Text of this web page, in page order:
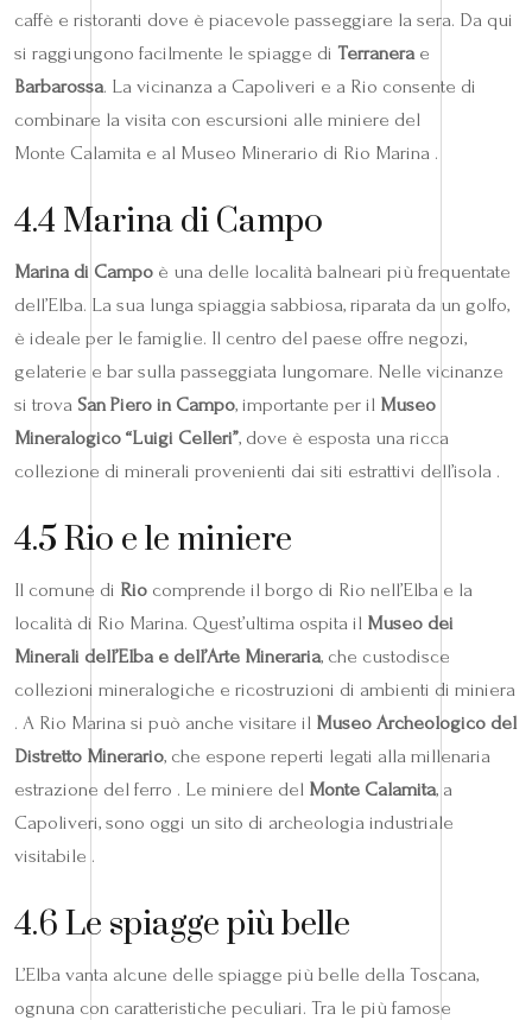
caffè e ristoranti dove è piacevole passeggiare la sera. Da qui
si raggiungono facilmente le spiagge di Terranerae
Barbarossa. La vicinanza a Capoliveri e a Rio consente di
combinare la visita con escursioni alle miniere del
Monte Calamita e al Museo Minerario di Rio Marina .
4.4 Marina di Campo
Marina di Campo è una delle località balneari più frequentate
dell’Elba. La sua lunga spiaggia sabbiosa, riparata da un golfo,
è ideale per le famiglie. Il centro del paese offre negozi,
gelaterie e bar sulla passeggiata lungomare. Nelle vicinanze
si trova San Piero in Campo, importante per il Museo
Mineralogico “Luigi Celleri”, dove è esposta una ricca
collezione di minerali provenienti dai siti estrattivi dell’isola .
4.5 Rio e le miniere
Il comune di Rio comprende il borgo di Rio nell’Elba e la
località di Rio Marina. Quest’ultima ospita il Museo dei
Minerali dell’Elba e dell’Arte Mineraria, che custodisce
collezioni mineralogiche e ricostruzioni di ambienti di miniera
. A Rio Marina si può anche visitare il Museo Archeologico del
Distretto Minerario, che espone reperti legati alla millenaria
estrazione del ferro . Le miniere del Monte Calamita, a
Capoliveri, sono oggi un sito di archeologia industriale
visitabile .
4.6 Le spiagge più belle
L’Elba vanta alcune delle spiagge più belle della Toscana,
ognuna con caratteristiche peculiari. Tra le più famose